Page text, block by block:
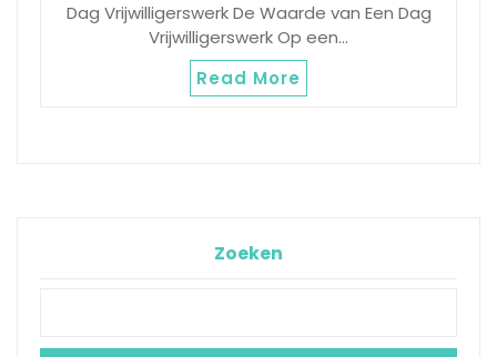
Dag Vrijwilligerswerk De Waarde van Een Dag
Vrijwilligerswerk Op een…
Read More
Zoeken